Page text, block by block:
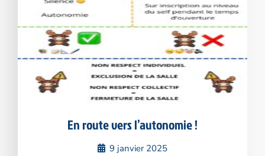
En route vers l’autonomie !
9 janvier 2025